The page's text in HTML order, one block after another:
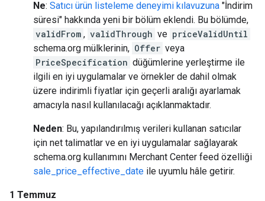
Ne: Satıcı ürün listeleme deneyimi kılavuzuna "İndirim
süresi" hakkında yeni bir bölüm eklendi. Bu bölümde,
validFrom , validThrough ve priceValidUntil
schema.org mülklerinin, Offer veya
PriceSpecification düğümlerine yerleştirme ile
ilgili en iyi uygulamalar ve örnekler de dahil olmak
üzere indirimli fiyatlar için geçerli aralığı ayarlamak
amacıyla nasıl kullanılacağı açıklanmaktadır.
Neden: Bu, yapılandırılmış verileri kullanan satıcılar
için net talimatlar ve en iyi uygulamalar sağlayarak
schema.org kullanımını Merchant Center feed özelliği
sale_price_effective_date ile uyumlu hâle getirir.
1 Temmuz